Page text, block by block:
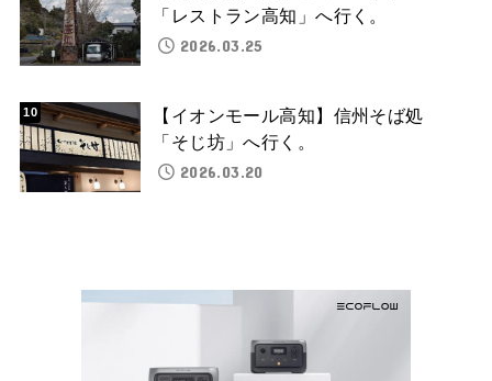
「レストラン高知」へ行く。
2026.03.25
【イオンモール高知】信州そば処
「そじ坊」へ行く。
2026.03.20